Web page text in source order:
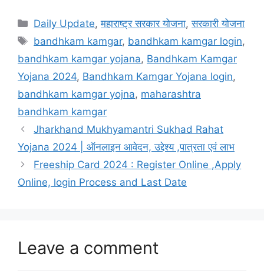
Categories
Daily Update,महाराष्ट्र सरकार योजना,सरकारी योजना
Tags
bandhkam kamgar, bandhkam kamgar login,
bandhkam kamgar yojana, Bandhkam Kamgar
Yojana 2024, Bandhkam Kamgar Yojana login,
bandhkam kamgar yojna, maharashtra
bandhkam kamgar
Jharkhand Mukhyamantri Sukhad Rahat
Yojana 2024 | ऑनलाइन आवेदन, उद्देश्य ,पात्रता एवं लाभ
Freeship Card 2024 : Register Online ,Apply
Online, login Process and Last Date
Leave a comment